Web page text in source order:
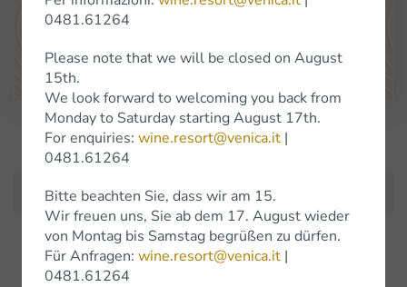
Uhr geöffnet, ausgenommen im Januar, wo wir zusätzlich auch am
Iscriviti alla Newsletter
Weine
0481.61264
Please note that we will be closed on August
15th.
We look forward to welcoming you back from
Monday to Saturday starting August 17th.
For enquiries: wine.resort@venica.it |
0481.61264
Bitte beachten Sie, dass wir am 15.
Wir freuen uns, Sie ab dem 17. August wieder
von Montag bis Samstag begrüßen zu dürfen.
Für Anfragen: wine.resort@venica.it |
0481.61264